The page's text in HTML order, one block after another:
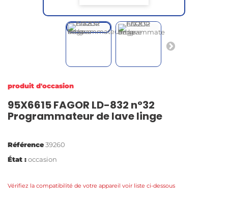
produit d'occasion
95X6615 FAGOR LD-832 n°32
Programmateur de lave linge
Référence39260
État :occasion
Vérifiez la compatibilité de votre appareil voir liste ci-dessous